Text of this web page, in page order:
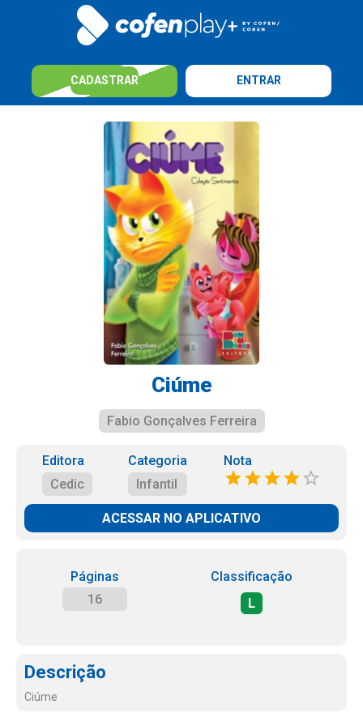
CADASTRAR ENTRAR
Ciúme
Fabio Gonçalves Ferreira
Editora
Cedic
Categoria
Infantil
Nota
ACESSAR NO APLICATIVO
Páginas
16
Classificação
L
Descrição
Ciúme